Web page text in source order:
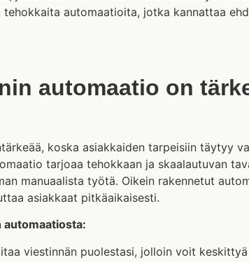
automaatioita, jotka kannattaa
automaatio on
koska asiakkaiden tarpeisiin täytyy
tarjoaa tehokkaan ja skaalautuvan
manuaalista työtä. Oikein rakennetut
asiakkaat pitkäaikaisesti.
viestinnän puolestasi, jolloin voit